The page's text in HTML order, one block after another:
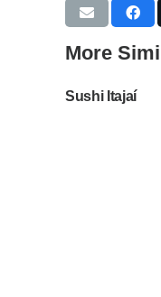
More
Sushi Itajaí